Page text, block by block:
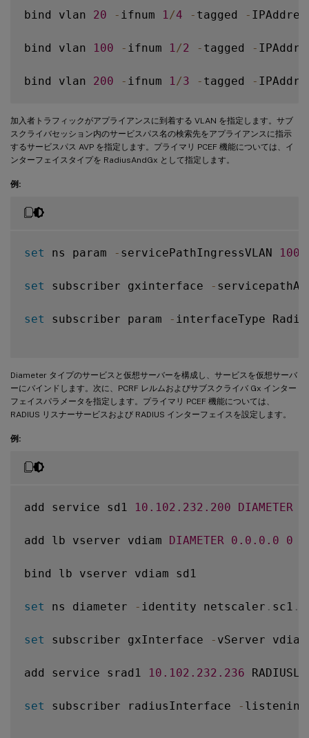
bind vlan 20 - ifnum 1 /4 - tagged -
bind vlan 100 - ifnum 1 /2 - tagged -
bind vlan 200 - ifnum 1 /3 - tagged -
加入者トラフィックがアプライアンスに到着する VLAN を指定します。サブ
スクライバセッション内のサービスパス名の検索先をアプライアンスに指示
するサービスパス AVP を指定します。プライマリ PCEF 機能については、イ
ンターフェイスタイプを RadiusAndGx として指定します。
例:
set ns param - servicePathIngressVLAN 100
set subscriber gxinterface -
set subscriber param - interfaceType
Diameter タイプのサービスと仮想サーバーを構成し、サービスを仮想サーバ
ーにバインドします。次に、PCRF レルムおよびサブスクライバ Gx インター
フェイスパラメータを指定します。プライマリ PCEF 機能については、
RADIUS リスナーサービスおよび RADIUS インターフェイスを設定します。
例:
add service sd1 10.102 .232 .200 DIAMETER
add lb vserver vdiam DIAMETER 0.0 .0 .0 0
bind lb vserver vdiam sd1
set ns diameter - identity netscaler . sc1 .
set subscriber gxInterface - vServer
add service srad1 10.102 .232 .236
set subscriber radiusInterface -